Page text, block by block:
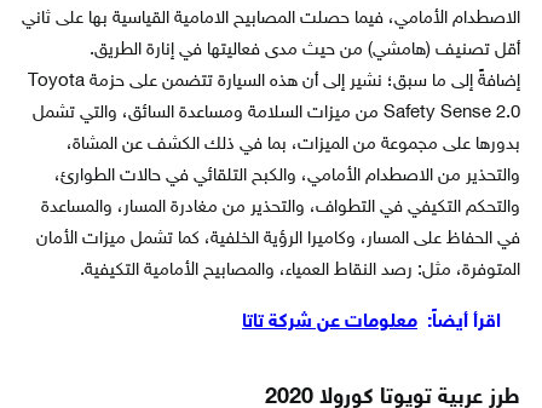
الاصطدام الأمامي، فيما حصلت المصابيح الامامية القياسية بها على ثاني
أقل تصنيف (هامشي) من حيث مدى فعاليتها في إنارة الطريق.
إضافةً إلى ما سبق؛ نشير إلى أن هذه السيارة تتضمن على حزمة Toyota
Safety Sense 2.0 من ميزات السلامة ومساعدة السائق، والتي تشمل
بدورها على مجموعة من الميزات، بما في ذلك الكشف عن المشاة،
والتحذير من الاصطدام الأمامي، والكبح التلقائي في حالات الطوارئ،
والتحكم التكيفي في التطواف، والتحذير من مغادرة المسار، والمساعدة
في الحفاظ على المسار، وكاميرا الرؤية الخلفية، كما تشمل ميزات الأمان
المتوفرة، مثل: رصد النقاط العمياء، والمصابيح الأمامية التكيفية.
اقرأ أيضاً: معلومات عن شركة تاتا
طرز عربية تويوتا كورولا 2020